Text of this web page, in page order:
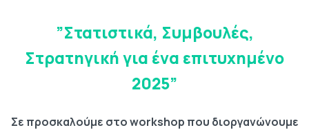
”Στατιστικά, Συμβουλές,
Στρατηγική για ένα επιτυχημένο
2025”
Σε προσκαλούμε στo workshop που διοργανώνουμε